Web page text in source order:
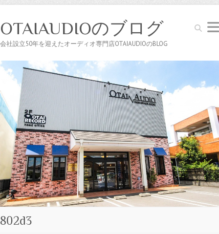
Search
OTAIAUDIOのブログ
会社設立50年を迎えたオーディオ専門店OTAIAUDIOのBLOG
802d3